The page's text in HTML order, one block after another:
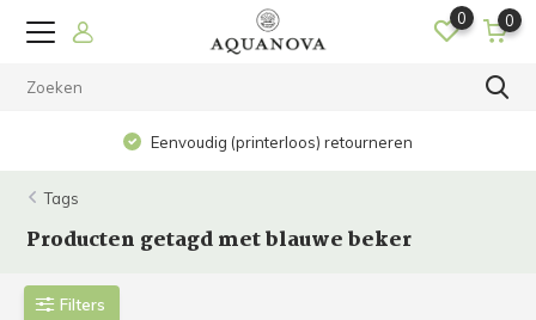
0 0
Eenvoudig (printerloos) retourneren
Tags
Producten getagd met blauwe beker
Filters